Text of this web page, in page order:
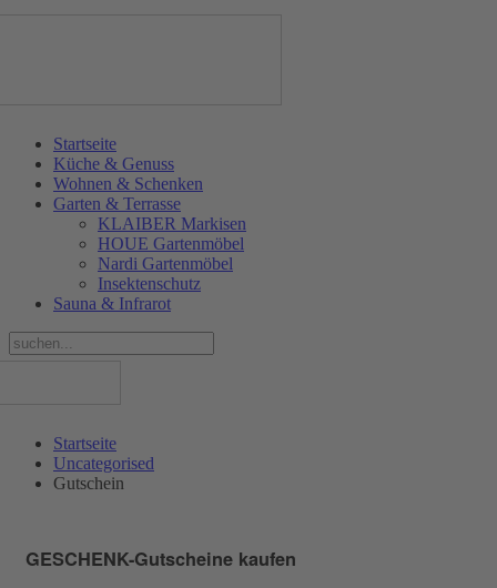
Startseite
Küche & Genuss
Wohnen & Schenken
Garten & Terrasse
KLAIBER Markisen
HOUE Gartenmöbel
Nardi Gartenmöbel
Insektenschutz
Sauna & Infrarot
Startseite
Uncategorised
Gutschein
GESCHENK-Gutscheine kaufen